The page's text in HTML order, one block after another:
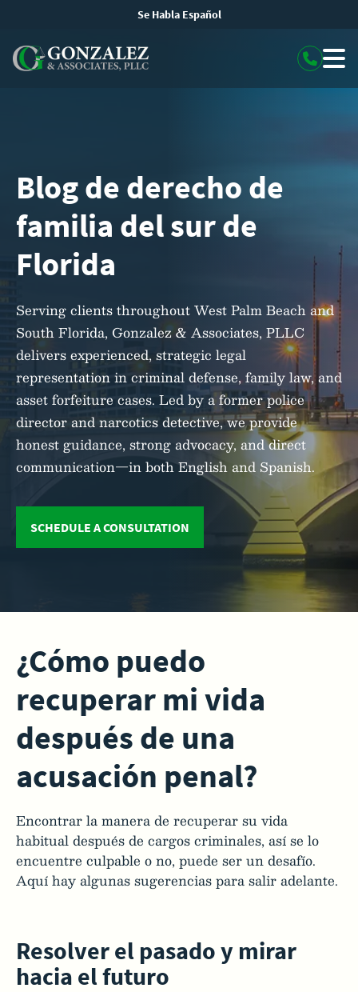
Se Habla Español
Blog de derecho de
familia del sur de
Florida
Serving clients throughout West Palm Beach and
South Florida, Gonzalez & Associates, PLLC
delivers experienced, strategic legal
representation in criminal defense, family law, and
asset forfeiture cases. Led by a former police
director and narcotics detective, we provide
honest guidance, strong advocacy, and direct
communication—in both English and Spanish.
SCHEDULE A CONSULTATION
¿Cómo puedo
recuperar mi vida
después de una
acusación penal?
Encontrar la manera de recuperar su vida
habitual después de cargos criminales, así se lo
encuentre culpable o no, puede ser un desafío.
Aquí hay algunas sugerencias para salir adelante.
Resolver el pasado y mirar
hacia el futuro